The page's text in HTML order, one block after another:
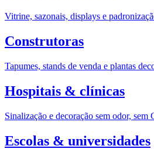
Vitrine, sazonais, displays e
Construtoras
Tapumes, stands de venda e plantas
Hospitais & clínicas
Sinalização e decoração sem odor, sem
Escolas & universidades